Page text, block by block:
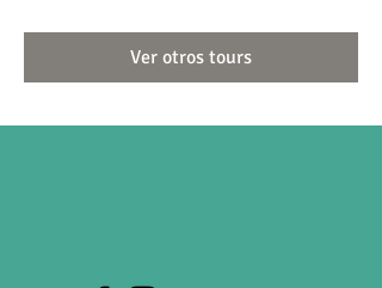
Ver otros tours